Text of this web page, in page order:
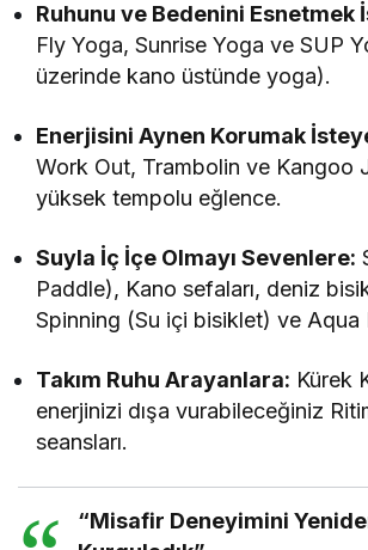
Ruhunu ve Bedenini Esnetmek
Fly Yoga, Sunrise Yoga ve SUP
üzerinde kano üstünde yoga).
Enerjisini Aynen Korumak
Work Out, Trambolin ve Kangoo
yüksek tempolu eğlence.
Suyla İç İçe Olmayı Sevenlere:
Paddle), Kano sefaları, deniz
Spinning (Su içi bisiklet) ve Aqua
Takım Ruhu Arayanlara: Kürek
enerjinizi dışa vurabileceğiniz
seansları.
“Misafir Deneyimini